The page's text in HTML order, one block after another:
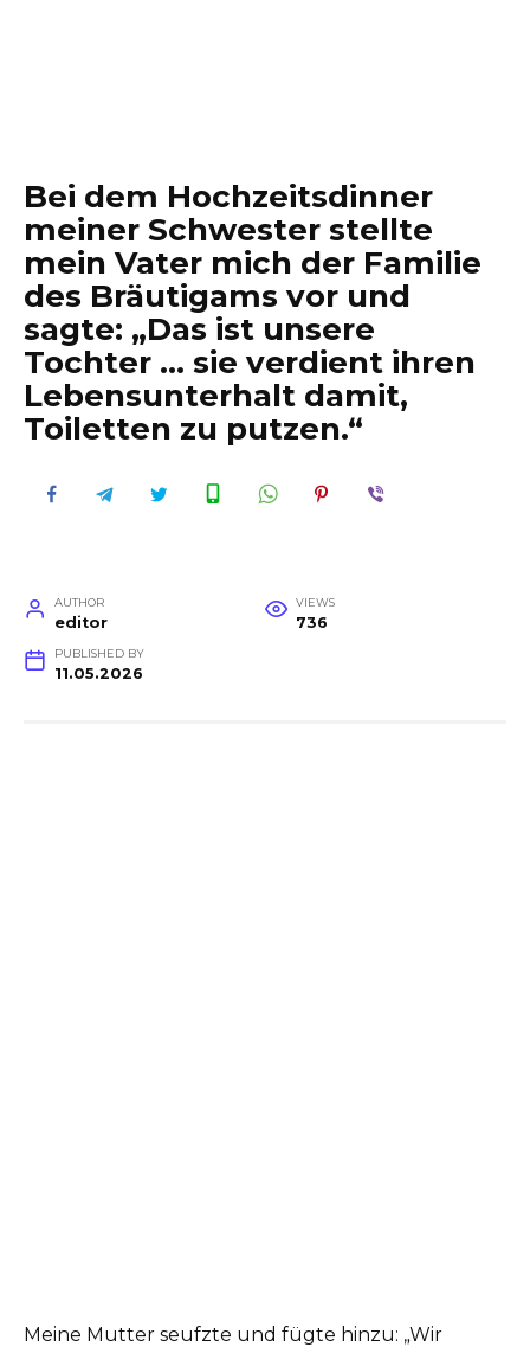
Bei dem Hochzeitsdinner
meiner Schwester stellte
mein Vater mich der Familie
des Bräutigams vor und
sagte: „Das ist unsere
Tochter … sie verdient ihren
Lebensunterhalt damit,
Toiletten zu putzen.“
AUTHOR
editor
VIEWS
736
PUBLISHED BY
11.05.2026
Meine Mutter seufzte und fügte hinzu: „Wir